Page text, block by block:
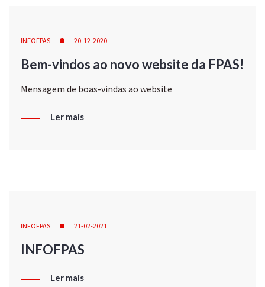
INFOFPAS 20-12-2020
Bem-vindos ao novo website da FPAS!
Mensagem de boas-vindas ao website
Ler mais
INFOFPAS 21-02-2021
INFOFPAS
Ler mais